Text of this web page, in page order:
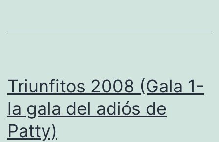
Triunfitos 2008 (Gala 1-
la gala del adiós de
Patty)